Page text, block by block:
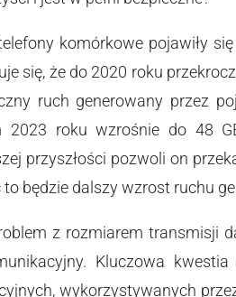
komórkowe pojawiły
się, że do 2020 roku
ruch generowany przez
2023 roku wzrośnie do 48
przyszłości pozwoli on
to będzie dalszy wzrost ruchu
z rozmiarem transmisji
Kluczowa
wykorzystywanych